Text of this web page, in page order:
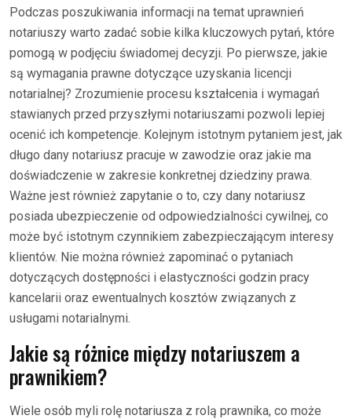
Podczas poszukiwania informacji na temat uprawnień
notariuszy warto zadać sobie kilka kluczowych pytań, które
pomogą w podjęciu świadomej decyzji. Po pierwsze, jakie
są wymagania prawne dotyczące uzyskania licencji
notarialnej? Zrozumienie procesu kształcenia i wymagań
stawianych przed przyszłymi notariuszami pozwoli lepiej
ocenić ich kompetencje. Kolejnym istotnym pytaniem jest, jak
długo dany notariusz pracuje w zawodzie oraz jakie ma
doświadczenie w zakresie konkretnej dziedziny prawa.
Ważne jest również zapytanie o to, czy dany notariusz
posiada ubezpieczenie od odpowiedzialności cywilnej, co
może być istotnym czynnikiem zabezpieczającym interesy
klientów. Nie można również zapominać o pytaniach
dotyczących dostępności i elastyczności godzin pracy
kancelarii oraz ewentualnych kosztów związanych z
usługami notarialnymi.
Jakie są różnice między notariuszem a
prawnikiem?
Wiele osób myli rolę notariusza z rolą prawnika, co może